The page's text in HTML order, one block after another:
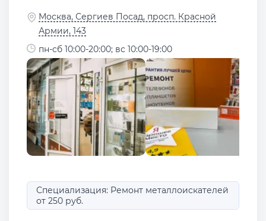
Москва, Сергиев Посад, просп. Красной
Армии, 143
пн-сб 10:00-20:00; вс 10:00-19:00
Специализация: Ремонт металлоискателей
от 250 руб.